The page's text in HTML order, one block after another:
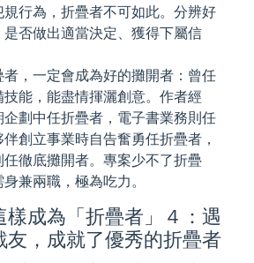
行為，折疊者不可如此。分辨好
否做出適當決定、獲得下屬信
，一定會成為好的攤開者：曾任
能，能盡情揮灑創意。作者經
劃中任折疊者，電子書業務則任
創立事業時自告奮勇任折疊者，
任徹底攤開者。專案少不了折疊
兼兩職，極為吃力。
成為「折疊者」４：遇
友，成就了優秀的折疊者